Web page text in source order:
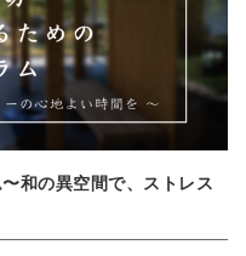
和の異空間で、ストレス